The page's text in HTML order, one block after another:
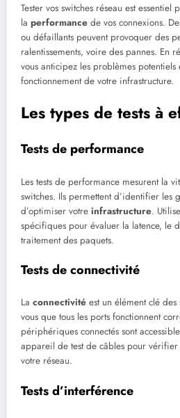
Tester vos switches réseau est essentiel
la performance de vos connexions.
ou défaillants peuvent provoquer des
ralentissements, voire des pannes. En
vous anticipez les problèmes potentiels
fonctionnement de votre infrastructure.
Les types de tests à
Tests de performance
Les tests de performance mesurent la
switches. Ils permettent d’identifier les
d’optimiser votre infrastructure.
spécifiques pour évaluer la latence, le
traitement des paquets.
Tests de connectivité
La connectivité est un élément clé des
vous que tous les ports fonctionnent
périphériques connectés sont
appareil de test de câbles pour
votre réseau.
Tests d’interférence